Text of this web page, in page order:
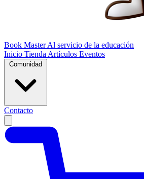
Book Master Al servicio de la educación
Inicio Tienda Artículos Eventos
Comunidad
Contacto